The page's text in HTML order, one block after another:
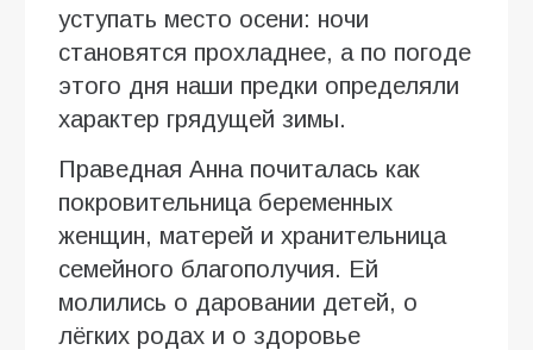
уступать место осени: ночи
становятся прохладнее, а по погоде
этого дня наши предки определяли
характер грядущей зимы.
Праведная Анна почиталась как
покровительница беременных
женщин, матерей и хранительница
семейного благополучия. Ей
молились о даровании детей, о
лёгких родах и о здоровье